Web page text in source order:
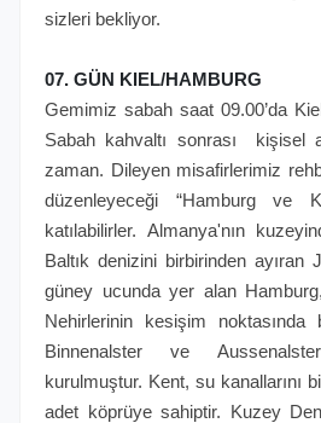
sizleri bekliyor.
07. GÜN KIEL/HAMBURG
Gemimiz sabah saat 09.00’da
Sabah kahvaltı sonrası kişisel
zaman. Dileyen misafirlerimiz
düzenleyeceği “Hamburg ve
katılabilirler. Almanya'nın
Baltık denizini birbirinden ayıran
güney ucunda yer alan
Nehirlerinin kesişim noktasında
Binnenalster ve
kurulmuştur. Kent, su kanallarını
adet köprüye sahiptir. Kuzey